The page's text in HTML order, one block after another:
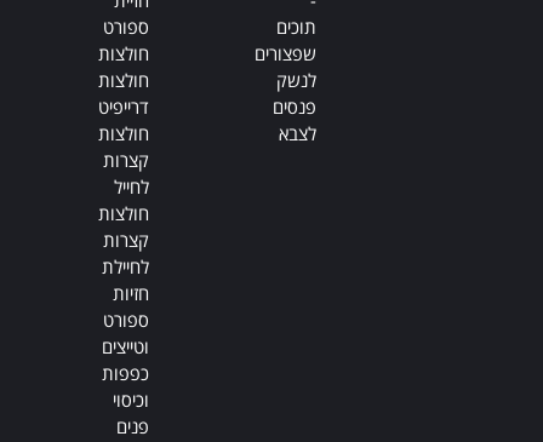
תוכים
שפצורים
לנשק
פנסים
לצבא
ספורט
חולצות
חולצות
דרייפיט
חולצות
קצרות
לחייל
חולצות
קצרות
לחיילת
חזיות
ספורט
וטייצים
כפפות
וכיסוי
פנים